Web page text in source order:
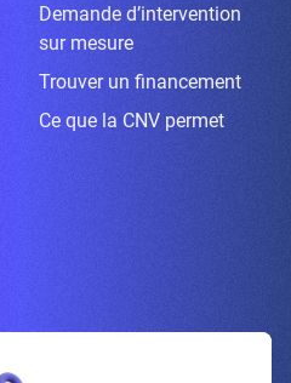
Demande d’intervention
sur mesure
Trouver un financement
Ce que la CNV permet